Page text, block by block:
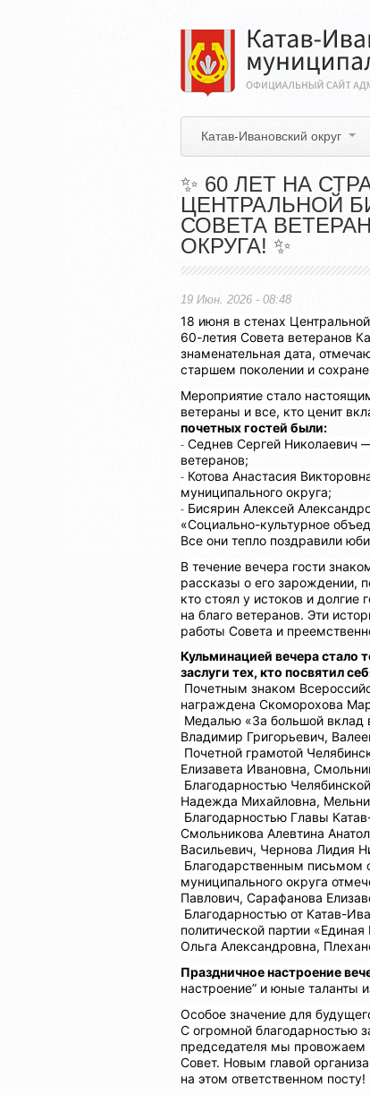
Катав-Ивановский округ
✨ 60 ЛЕТ НА
ЦЕНТРАЛЬНОЙ
СОВЕТА
ОКРУГА! ✨
19 Июн. 2026 - 08:48
18 июня в стенах
60-летия Совета ветеранов
знаменательная дата,
старшем поколении и
Мероприятие стало
ветераны и все, кто ценит
почетных гостей были:
- Седнев Сергей Николаевич
ветеранов;
- Котова Анастасия
муниципального округа;
- Бисярин Алексей
«Социально-культурное
Все они тепло поздравили
В течение вечера гости
рассказы о его зарождении,
кто стоял у истоков и долгие
на благо ветеранов. Эти
работы Совета и
Кульминацией вечера стало
заслуги тех, кто посвятил
Почетным знаком
награждена Скоморохова
Медалью «За большой вклад
Владимир Григорьевич,
Почетной грамотой
Елизавета Ивановна,
Благодарностью
Надежда Михайловна,
Благодарностью Главы
Смольникова Алевтина
Васильевич, Чернова Лидия
Благодарственным письмом
муниципального округа
Павлович, Сарафанова
Благодарностью от Катав-
политической партии
Ольга Александровна,
Праздничное настроение
настроение” и юные таланты
Особое значение для
С огромной благодарностью
председателя мы провожаем
Совет. Новым главой
на этом ответственном посту!